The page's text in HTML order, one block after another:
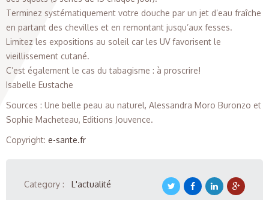
Terminez systématiquement votre douche par un jet d’eau fraîche
en partant des chevilles et en remontant jusqu’aux fesses.
Limitez les expositions au soleil car les UV favorisent le
vieillissement cutané.
C’est également le cas du tabagisme : à proscrire!
Isabelle Eustache
Sources : Une belle peau au naturel, Alessandra Moro Buronzo et
Sophie Macheteau, Editions Jouvence.
Copyright: e-sante.fr
Category : L'actualité